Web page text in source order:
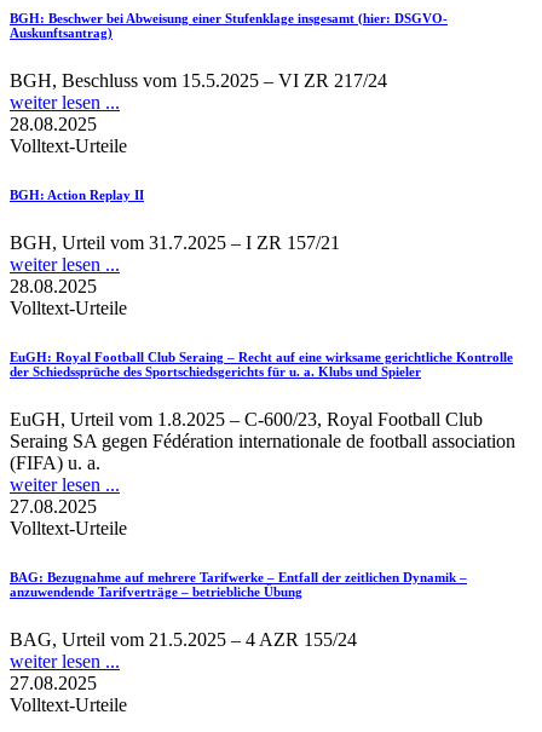
BGH: Beschwer bei Abweisung einer Stufenklage insgesamt (hier: DSGVO-
Auskunftsantrag)
BGH, Beschluss vom 15.5.2025 – VI ZR 217/24
weiter lesen ...
28.08.2025
Volltext-Urteile
BGH: Action Replay II
BGH, Urteil vom 31.7.2025 – I ZR 157/21
weiter lesen ...
28.08.2025
Volltext-Urteile
EuGH: Royal Football Club Seraing – Recht auf eine wirksame gerichtliche Kontrolle
der Schiedssprüche des Sportschiedsgerichts für u. a. Klubs und Spieler
EuGH, Urteil vom 1.8.2025 – C-600/23, Royal Football Club
Seraing SA gegen Fédération internationale de football association
(FIFA) u. a.
weiter lesen ...
27.08.2025
Volltext-Urteile
BAG: Bezugnahme auf mehrere Tarifwerke – Entfall der zeitlichen Dynamik –
anzuwendende Tarifverträge – betriebliche Übung
BAG, Urteil vom 21.5.2025 – 4 AZR 155/24
weiter lesen ...
27.08.2025
Volltext-Urteile